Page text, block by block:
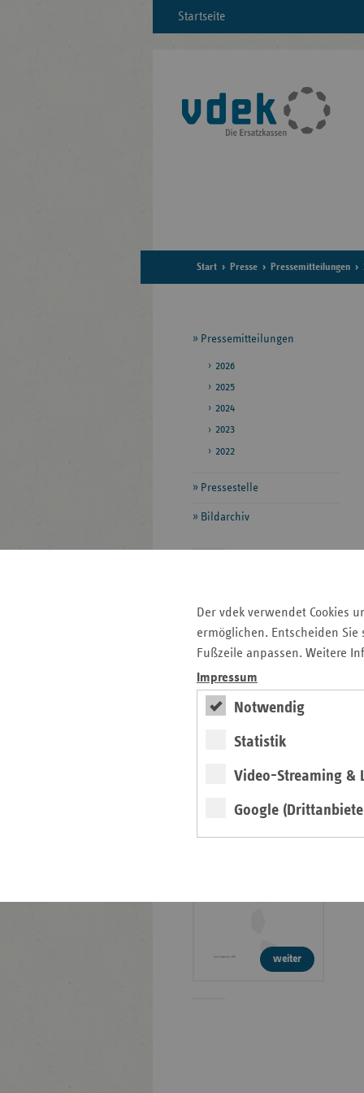
Der vdek verwendet Cookies
ermöglichen. Entscheiden
Fußzeile anpassen. Weitere
Impressum
Notwendig
Statistik
Video-Streaming &
Google
Startseite
Start Presse Pressemitteilungen
Seitennavigation
Pressemitteilungen
2026
2025
2024
2023
2022
Pressestelle
Bildarchiv
weiteren
Informationen
Pressemitteilungen
Kontakt und Anfahrt
Veranstaltungen
Ansprechpartner
Faktenpapier:
der GKV
weiter